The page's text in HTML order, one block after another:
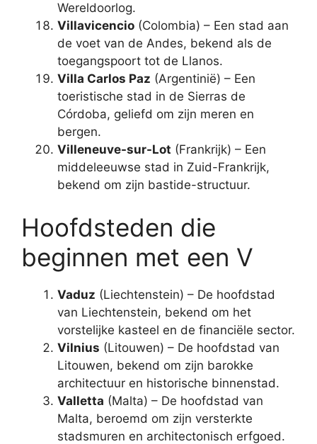
Wereldoorlog.
Villavicencio (Colombia) – Een stad aan
de voet van de Andes, bekend als de
toegangspoort tot de Llanos.
Villa Carlos Paz (Argentinië) – Een
toeristische stad in de Sierras de
Córdoba, geliefd om zijn meren en
bergen.
Villeneuve-sur-Lot (Frankrijk) – Een
middeleeuwse stad in Zuid-Frankrijk,
bekend om zijn bastide-structuur.
Hoofdsteden die
beginnen met een V
Vaduz (Liechtenstein) – De hoofdstad
van Liechtenstein, bekend om het
vorstelijke kasteel en de financiële sector.
Vilnius (Litouwen) – De hoofdstad van
Litouwen, bekend om zijn barokke
architectuur en historische binnenstad.
Valletta (Malta) – De hoofdstad van
Malta, beroemd om zijn versterkte
stadsmuren en architectonisch erfgoed.